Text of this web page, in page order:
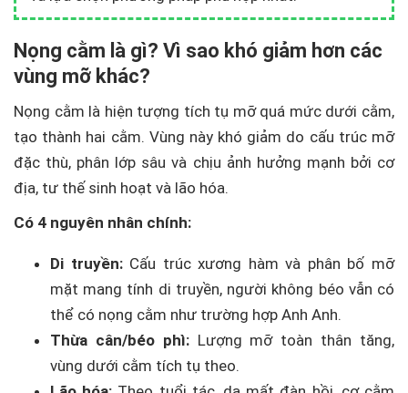
Nọng cằm là gì? Vì sao khó giảm hơn các
vùng mỡ khác?
Nọng cằm là hiện tượng tích tụ mỡ quá mức dưới cằm,
tạo thành hai cằm. Vùng này khó giảm do cấu trúc mỡ
đặc thù, phân lớp sâu và chịu ảnh hưởng mạnh bởi cơ
địa, tư thế sinh hoạt và lão hóa.
Có 4 nguyên nhân chính:
Di truyền:Cấu trúc xương hàm và phân bố mỡ
mặt mang tính di truyền, người không béo vẫn có
thể có nọng cằm như trường hợp Anh Anh.
Thừa cân/béo phì:Lượng mỡ toàn thân tăng,
vùng dưới cằm tích tụ theo.